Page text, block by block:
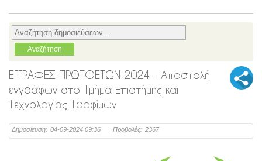
ΕΓΓΡΑΦΕΣ ΠΡΩΤΟΕΤΩΝ 2024 - Αποστολή
εγγράφων στο Τμήμα Επιστήμης και
Τεχνολογίας Τροφίμων
Δημοσίευση: 04-09-2024 09:36 | Προβολές: 2367